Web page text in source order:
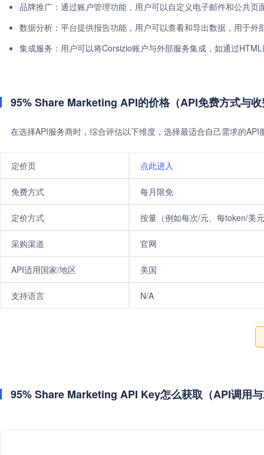
品牌推广：通过账户管理功能，用户可以自定义电子邮件和公共页
数据分析：平台提供报告功能，用户可以查看和导出数据，用于外
集成服务：用户可以将Corsizio账户与外部服务集成，如通过
95% Share Marketing API的价格（API免费方式与
在选择API服务商时，综合评估以下维度，选择最适合自己需求的
定价页 点此进入
免费方式 每月限免
定价方式 按量（例如每次/元、每token/美
采购渠道 官网
API适用国家/地区 美国
支持语言 N/A
95% Share Marketing API Key怎么获取（API调用